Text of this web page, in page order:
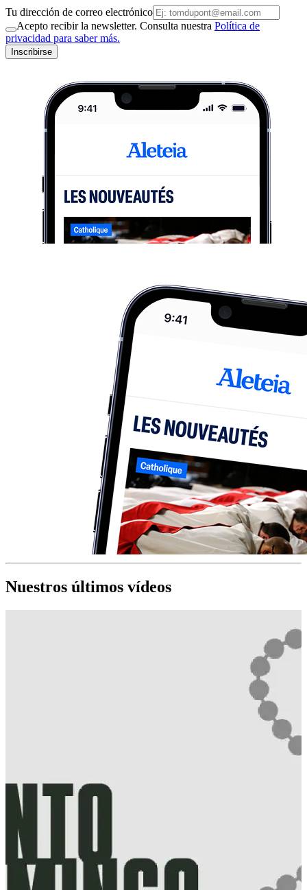
Tu dirección de correo electrónico
Acepto recibir la newsletter. Consulta nuestra Política de
privacidad para saber más.
Inscribirse
Nuestros últimos vídeos